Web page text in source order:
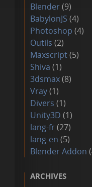
Blender(9)
BabylonJS (4)
Photoshop (4)
Outils (2)
Maxscript(5)
Shiva (1)
3dsmax(8)
Vray(1)
Divers (1)
Unity3D (1)
lang-fr(27)
lang-en (5)
Blender Addon
ARCHIVES